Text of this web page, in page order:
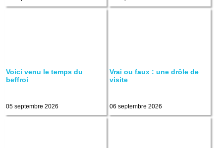
Voici venu le temps du
beffroi
05 septembre 2026
Vrai ou faux : une drôle de
visite
06 septembre 2026